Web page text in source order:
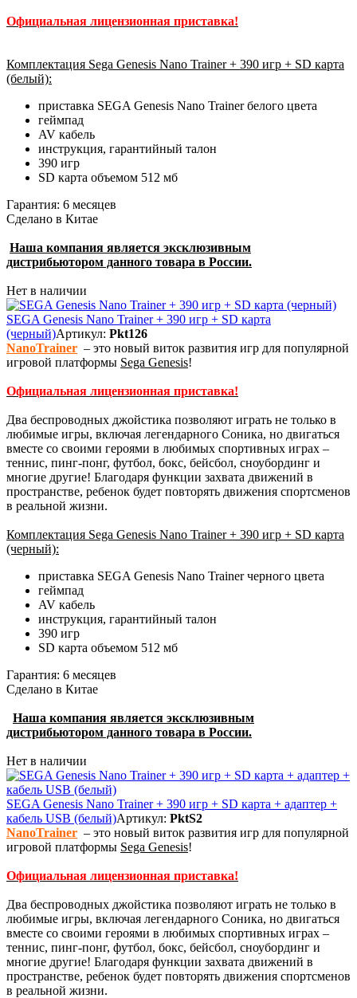
Официальная лицензионная приставка!
Комплектация Sega Genesis Nano Trainer + 390 игр + SD карта
(белый):
приставка SEGA Genesis Nano Trainer белого цвета
геймпад
AV кабель
инструкция, гарантийный талон
390 игр
SD карта объемом 512 мб
Гарантия: 6 месяцев
Сделано в Китае
Наша компания является эксклюзивным
дистрибьютором данного товара в России.
Нет в наличии
SEGA Genesis Nano Trainer + 390 игр + SD карта
(черный)Артикул: Pkt126
NanoTrainer – это новый виток развития игр для популярной
игровой платформы Sega Genesis!
Официальная лицензионная приставка!
Два беспроводных джойстика позволяют играть не только в
любимые игры, включая легендарного Соника, но двигаться
вместе со своими героями в любимых спортивных играх –
теннис, пинг-понг, футбол, бокс, бейсбол, сноубординг и
многие другие! Благодаря функции захвата движений в
пространстве, ребенок будет повторять движения спортсменов
в реальной жизни.
Комплектация Sega Genesis Nano Trainer + 390 игр + SD карта
(черный):
приставка SEGA Genesis Nano Trainer черного цвета
геймпад
AV кабель
инструкция, гарантийный талон
390 игр
SD карта объемом 512 мб
Гарантия: 6 месяцев
Сделано в Китае
Наша компания является эксклюзивным
дистрибьютором данного товара в России.
Нет в наличии
SEGA Genesis Nano Trainer + 390 игр + SD карта + адаптер +
кабель USB (белый)Артикул: PktS2
NanoTrainer – это новый виток развития игр для популярной
игровой платформы Sega Genesis!
Официальная лицензионная приставка!
Два беспроводных джойстика позволяют играть не только в
любимые игры, включая легендарного Соника, но двигаться
вместе со своими героями в любимых спортивных играх –
теннис, пинг-понг, футбол, бокс, бейсбол, сноубординг и
многие другие! Благодаря функции захвата движений в
пространстве, ребенок будет повторять движения спортсменов
в реальной жизни.